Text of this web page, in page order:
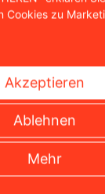
Cookies zu
Akzeptieren
Ablehnen
Mehr